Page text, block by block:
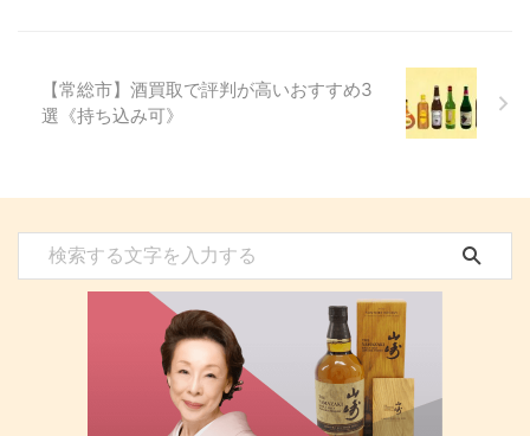
【常総市】酒買取で評判が高いおすすめ3
選《持ち込み可》